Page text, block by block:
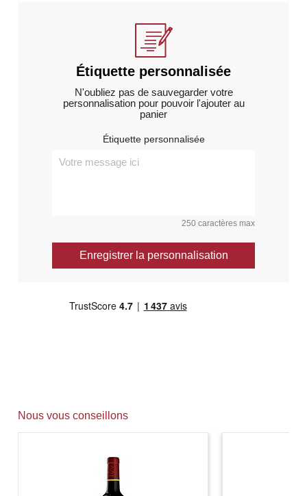
Étiquette personnalisée
N'oubliez pas de sauvegarder votre
personnalisation pour pouvoir l'ajouter au
panier
Étiquette personnalisée
250 caractères max
Enregistrer la personnalisation
Nous vous conseillons